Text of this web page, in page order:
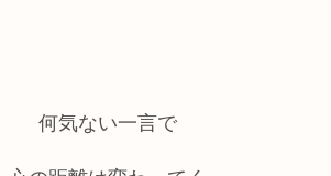
何気ない一言で